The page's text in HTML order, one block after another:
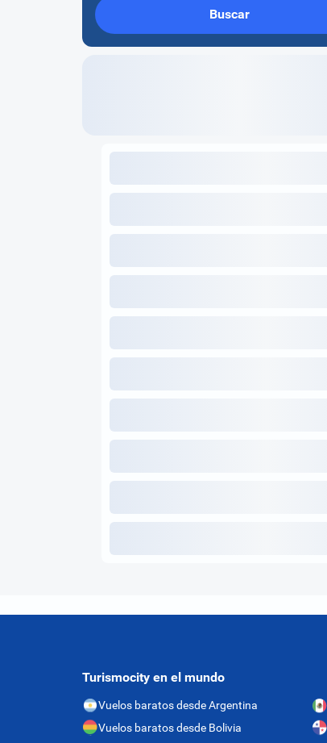
Buscar
Turismocity en el mundo
Vuelos baratos desde Argentina
Vuelos baratos desde Bolivia